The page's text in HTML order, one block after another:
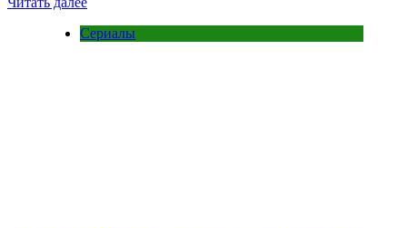
Сериалы